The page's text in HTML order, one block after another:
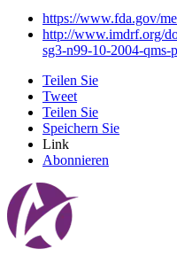
https://www.fda.gov/
http://www.imdrf.org/
sg3-n99-10-2004-qms-
Teilen Sie
Tweet
Teilen Sie
Speichern Sie
Link
Abonnieren